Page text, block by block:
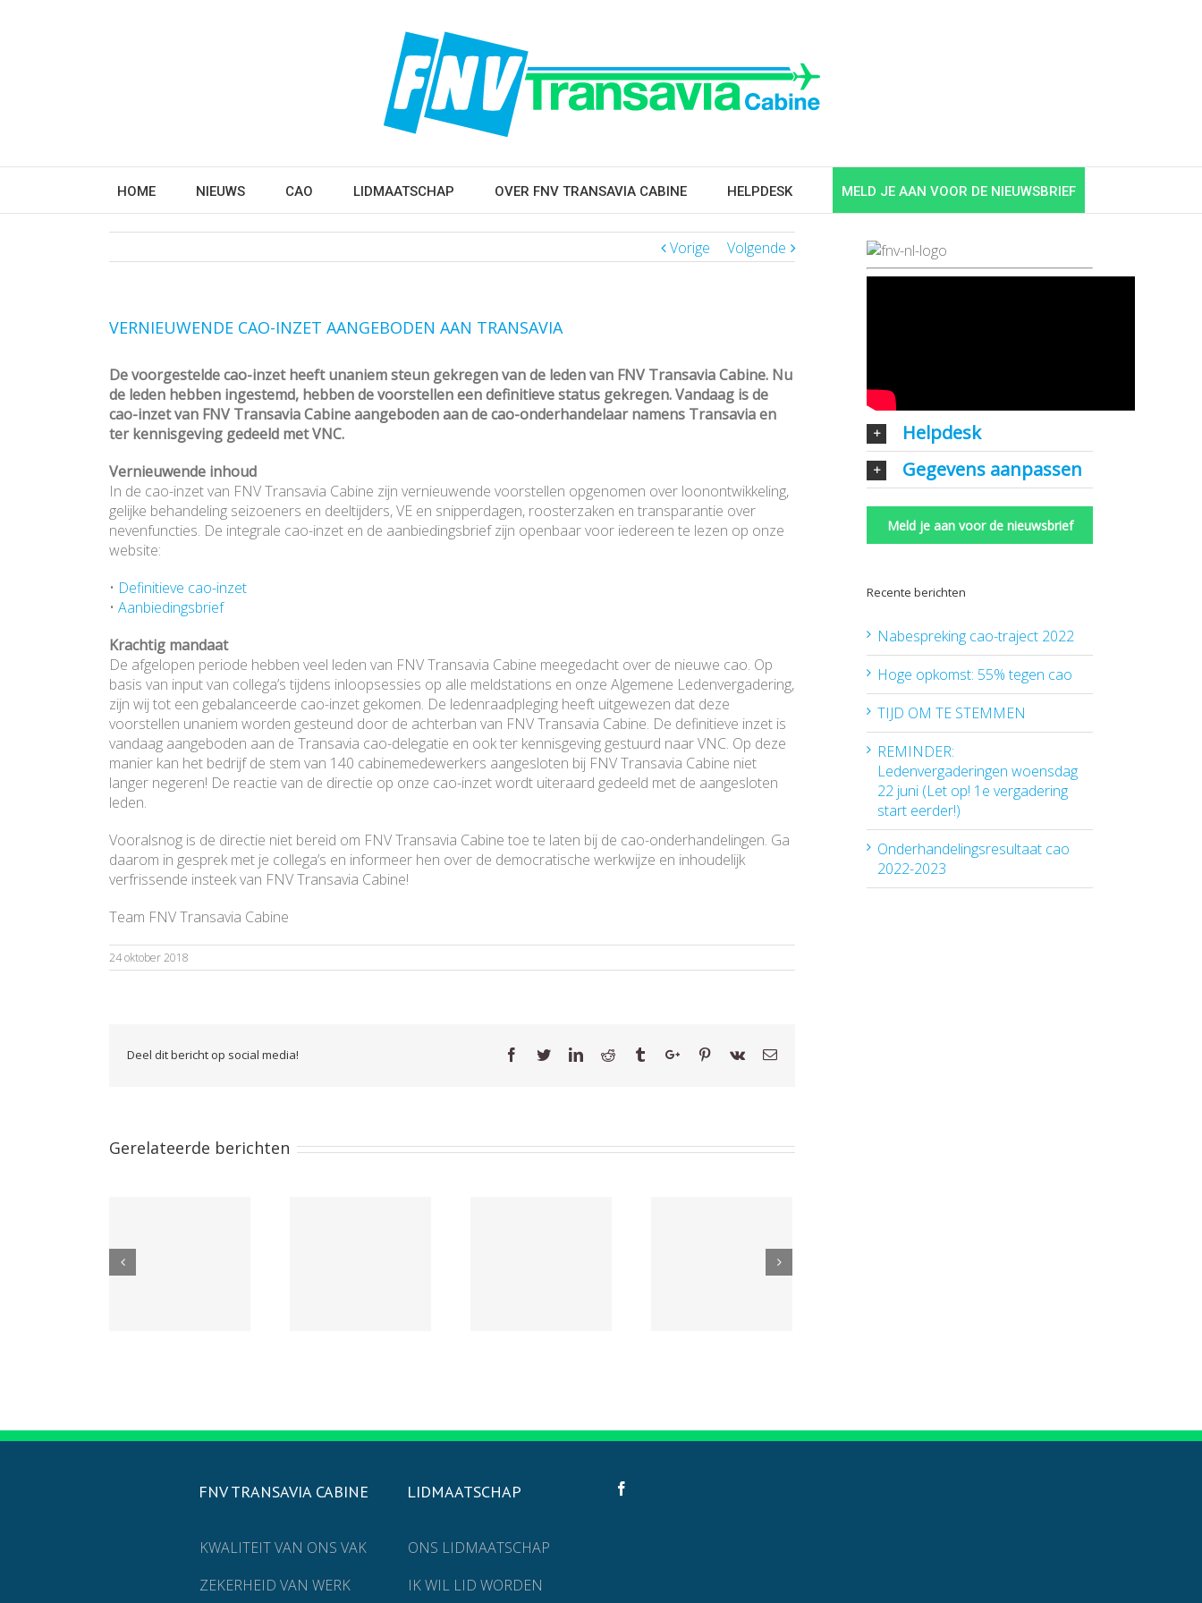
HOME NIEUWS CAO LIDMAATSCHAP OVER FNV TRANSAVIA CABINE HELPDESK MELD JE AAN VOOR DE NIEUWSBRIEF
Vorige Volgende
VERNIEUWENDE CAO-INZET AANGEBODEN AAN TRANSAVIA
De voorgestelde cao-inzet heeft unaniem steun gekregen van de leden van FNV Transavia Cabine. Nu
de leden hebben ingestemd, hebben de voorstellen een definitieve status gekregen. Vandaag is de
cao-inzet van FNV Transavia Cabine aangeboden aan de cao-onderhandelaar namens Transavia en
ter kennisgeving gedeeld met VNC.
Vernieuwende inhoud
In de cao-inzet van FNV Transavia Cabine zijn vernieuwende voorstellen opgenomen over loonontwikkeling,
gelijke behandeling seizoeners en deeltijders, VE en snipperdagen, roosterzaken en transparantie over
nevenfuncties. De integrale cao-inzet en de aanbiedingsbrief zijn openbaar voor iedereen te lezen op onze
website:
• Definitieve cao-inzet
• Aanbiedingsbrief
Krachtig mandaat
De afgelopen periode hebben veel leden van FNV Transavia Cabine meegedacht over de nieuwe cao. Op
basis van input van collega’s tijdens inloopsessies op alle meldstations en onze Algemene Ledenvergadering,
zijn wij tot een gebalanceerde cao-inzet gekomen. De ledenraadpleging heeft uitgewezen dat deze
voorstellen unaniem worden gesteund door de achterban van FNV Transavia Cabine. De definitieve inzet is
vandaag aangeboden aan de Transavia cao-delegatie en ook ter kennisgeving gestuurd naar VNC. Op deze
manier kan het bedrijf de stem van 140 cabinemedewerkers aangesloten bij FNV Transavia Cabine niet
langer negeren! De reactie van de directie op onze cao-inzet wordt uiteraard gedeeld met de aangesloten
leden.
Vooralsnog is de directie niet bereid om FNV Transavia Cabine toe te laten bij de cao-onderhandelingen. Ga
daarom in gesprek met je collega’s en informeer hen over de democratische werkwijze en inhoudelijk
verfrissende insteek van FNV Transavia Cabine!
Team FNV Transavia Cabine
24 oktober 2018
Deel dit bericht op social media! Facebook
TwitterLinkedinReddit TumblrGoogle+Pinterest
Vk Email
Gerelateerde berichten
Helpdesk
Gegevens aanpassen
Meld je aan voor de nieuwsbrief
Recente berichten
Nabespreking cao-traject 2022
Hoge opkomst: 55% tegen cao
TIJD OM TE STEMMEN
REMINDER:
Ledenvergaderingen woensdag
22 juni (Let op! 1e vergadering
start eerder!)
Onderhandelingsresultaat cao
2022-2023
FNV TRANSAVIA CABINE
KWALITEIT VAN ONS VAK
ZEKERHEID VAN WERK
LIDMAATSCHAP
ONS LIDMAATSCHAP
IK WIL LID WORDEN